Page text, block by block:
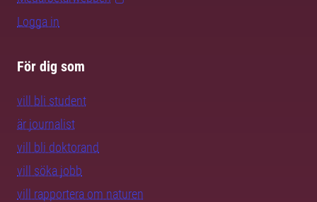
Logga in
För dig som
vill bli student
är journalist
vill bli doktorand
vill söka jobb
vill rapportera om naturen